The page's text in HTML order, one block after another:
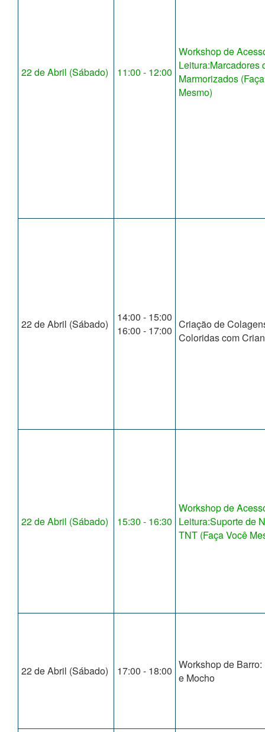
22 de Abril (Sábado) 11:00 - 12:00
Workshop de
Leitura:Marcadores
Marmorizados
Mesmo)
22 de Abril (Sábado)
14:00 - 15:00
16:00 - 17:00 Criação de
Coloridas com
22 de Abril (Sábado) 15:30 - 16:30
Workshop de
Leitura:Suporte de
TNT (Faça Você
22 de Abril (Sábado) 17:00 - 18:00 Workshop de
e Mocho